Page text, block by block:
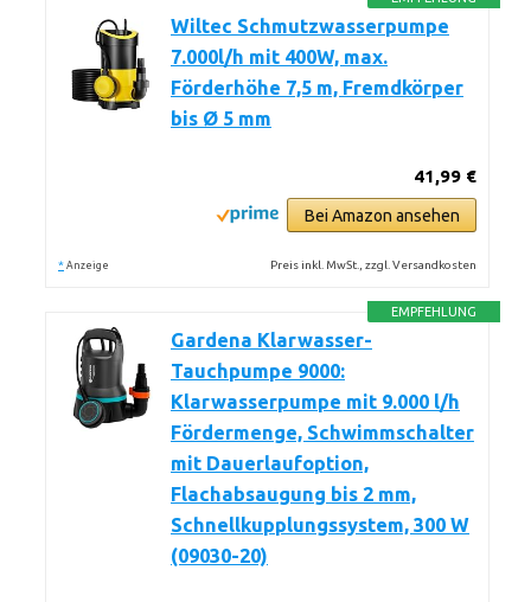
Wiltec Schmutzwasserpumpe
7.000l/h mit 400W, max.
Förderhöhe 7,5 m, Fremdkörper
bis Ø 5 mm
41,99 €
Bei Amazon ansehen
* Anzeige Preis inkl. MwSt., zzgl. Versandkosten
EMPFEHLUNG
Gardena Klarwasser-
Tauchpumpe 9000:
Klarwasserpumpe mit 9.000 l/h
Fördermenge, Schwimmschalter
mit Dauerlaufoption,
Flachabsaugung bis 2 mm,
Schnellkupplungssystem, 300 W
(09030-20)